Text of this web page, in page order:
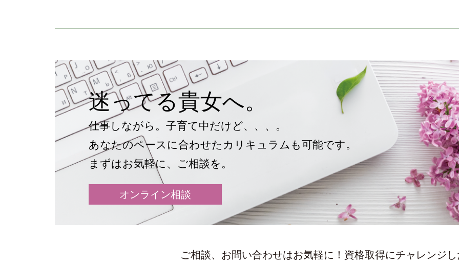
迷ってる貴女へ。
仕事しながら。子育て中だけど、、、。
あなたのペースに合わせたカリキュラムも可能です。
まずはお気軽に、ご相談を。
オンライン相談
ご相談、お問い合わせはお気軽に！資格取得にチャレンジ